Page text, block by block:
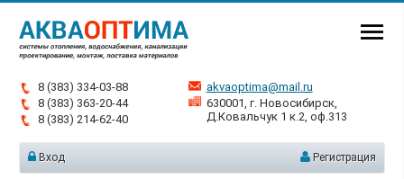
8 (383) 334-03-88
8 (383) 363-20-44
8 (383) 214-62-40
akvaoptima@mail.ru
630001, г. Новосибирск,
Д.Ковальчук 1 к.2, оф.313
Вход Регистрация